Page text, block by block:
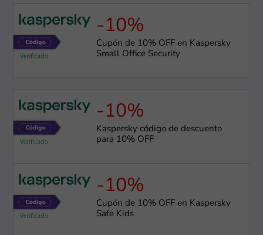
-10%
Cupón de 10% OFF en Kaspersky
Small Office Security
-10%
Kaspersky código de descuento
para 10% OFF
-10%
Cupón de 10% OFF en Kaspersky
Safe Kids